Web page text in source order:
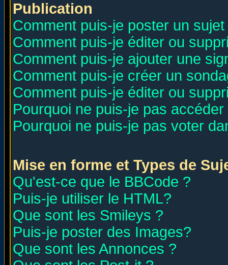
Publication
Comment puis-je poster un
Comment puis-je éditer ou
Comment puis-je ajouter une
Comment puis-je créer un
Comment puis-je éditer ou
Pourquoi ne puis-je pas
Pourquoi ne puis-je pas voter
Mise en forme et Types de
Qu'est-ce que le BBCode ?
Puis-je utiliser le HTML?
Que sont les Smileys ?
Puis-je poster des Images?
Que sont les Annonces ?